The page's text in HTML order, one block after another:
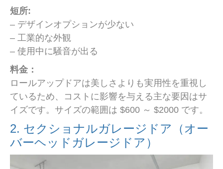
短所:
– デザインオプションが少ない
– 工業的な外観
– 使用中に騒音が出る
料金：
ロールアップドアは美しさよりも実用性を重視し
ているため、コストに影響を与える主な要因はサ
イズです。サイズの範囲は $600 ～ $2000 です。
2. セクショナルガレージドア（オー
バーヘッドガレージドア）